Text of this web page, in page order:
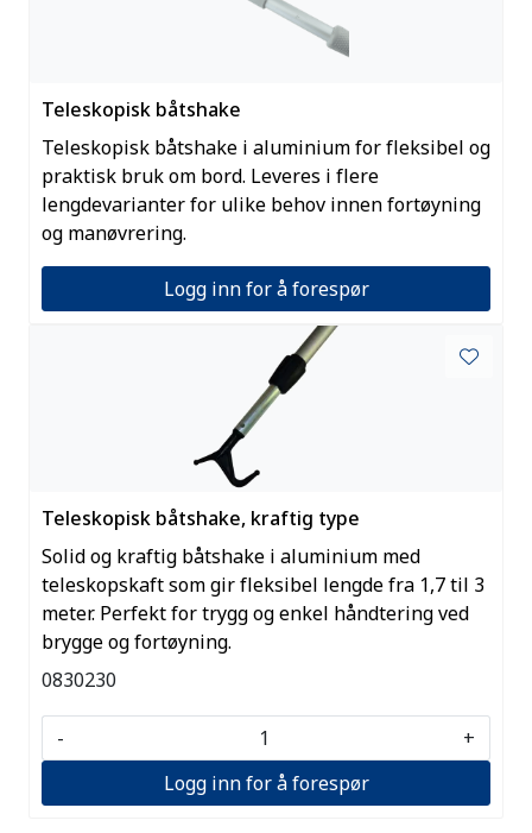
Teleskopisk båtshake
Teleskopisk båtshake i aluminium for fleksibel og
praktisk bruk om bord. Leveres i flere
lengdevarianter for ulike behov innen fortøyning
og manøvrering.
Logg inn for å forespør
Teleskopisk båtshake, kraftig type
Solid og kraftig båtshake i aluminium med
teleskopskaft som gir fleksibel lengde fra 1,7 til 3
meter. Perfekt for trygg og enkel håndtering ved
brygge og fortøyning.
0830230
-
+
Logg inn for å forespør